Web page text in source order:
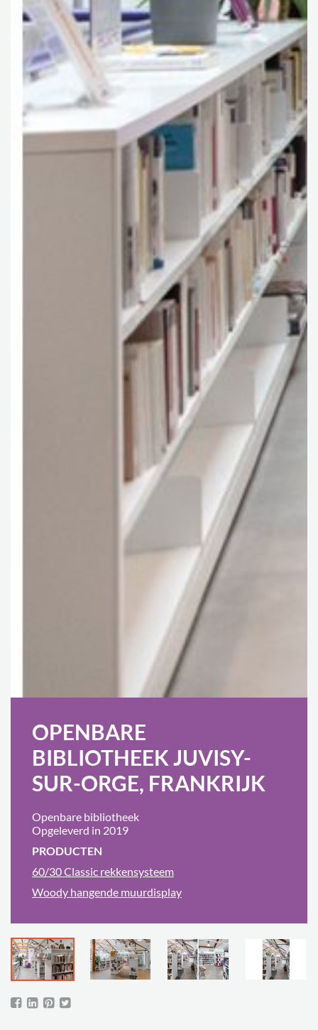
OPENBARE
BIBLIOTHEEK JUVISY-
SUR-ORGE, FRANKRIJK
Openbare bibliotheek
Opgeleverd in 2019
PRODUCTEN
60/30 Classic rekkensysteem
Woody hangende muurdisplay